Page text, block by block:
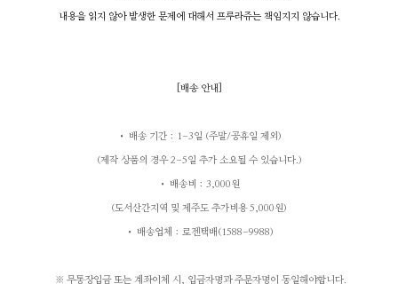
내용을 읽지 않아 발생한 문제에 대해서 프루라쥬는 책임지지 않습니다.
배송 안내
• 배송 기간 : 1-3일 (주말/공휴일 제외)
(제작 상품의 경우 2-5일 추가 소요될 수 있습니다.)
• 배송비 : 3,000원
(도서산간지역 및 제주도 추가비용 5,000원)
• 배송업체 : 로젠택배(1588-9988)
※ 무통장입금 또는 계좌이체 시, 입금자명과 주문자명이 동일해야합니다.